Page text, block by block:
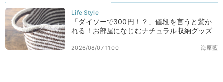
「ダイソーで300円！？」値段を言うと驚か
れる！お部屋になじむナチュラル収納グッズ
海原藍
2026/08/07 11:00